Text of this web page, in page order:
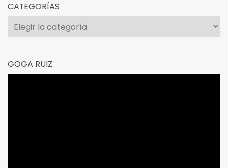
CATEGORÍAS
Categorías
GOGA RUIZ